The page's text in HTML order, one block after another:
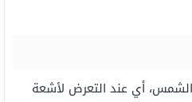
أي عند التعرض لأشعة